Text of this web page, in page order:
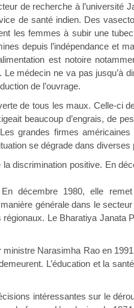
recherche à l’université
de santé indien. Des
les femmes à subir une
depuis l’indépendance et
est notoire
médecin ne va pas jusqu’à
de l’ouvrage.
tous les maux. Celle-ci
beaucoup d’engrais, de
grandes firmes
se dégrade dans
positive. En
décembre 1980, elle
générale dans le
Le Bharatiya Janata
Narasimha Rao en 1991
L’éducation et la
intéressantes sur le